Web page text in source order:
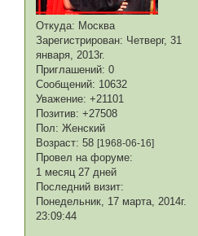
Откуда: Москва
Зарегистрирован: Четверг, 31
января, 2013г.
Приглашений: 0
Сообщений: 10632
Уважение: +21101
Позитив: +27508
Пол: Женский
Возраст: 58[1968-06-16]
Провел на форуме:
1 месяц 27 дней
Последний визит:
Понедельник, 17 марта, 2014г.
23:09:44